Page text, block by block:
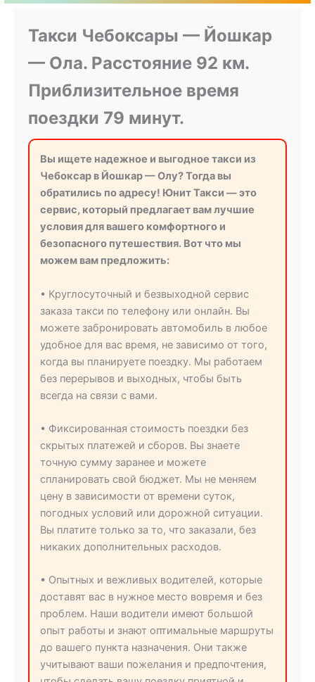
Такси Чебоксары — Йошкар
— Ола. Расстояние 92 км.
Приблизительное время
поездки 79 минут.
Вы ищете надежное и выгодное такси из
Чебоксар в Йошкар — Олу? Тогда вы
обратились по адресу! Юнит Такси — это
сервис, который предлагает вам лучшие
условия для вашего комфортного и
безопасного путешествия. Вот что мы
можем вам предложить:
• Круглосуточный и безвыходной сервис
заказа такси по телефону или онлайн. Вы
можете забронировать автомобиль в любое
удобное для вас время, не зависимо от того,
когда вы планируете поездку. Мы работаем
без перерывов и выходных, чтобы быть
всегда на связи с вами.
• Фиксированная стоимость поездки без
скрытых платежей и сборов. Вы знаете
точную сумму заранее и можете
спланировать свой бюджет. Мы не меняем
цену в зависимости от времени суток,
погодных условий или дорожной ситуации.
Вы платите только за то, что заказали, без
никаких дополнительных расходов.
• Опытных и вежливых водителей, которые
доставят вас в нужное место вовремя и без
проблем. Наши водители имеют большой
опыт работы и знают оптимальные маршруты
до вашего пункта назначения. Они также
учитывают ваши пожелания и предпочтения,